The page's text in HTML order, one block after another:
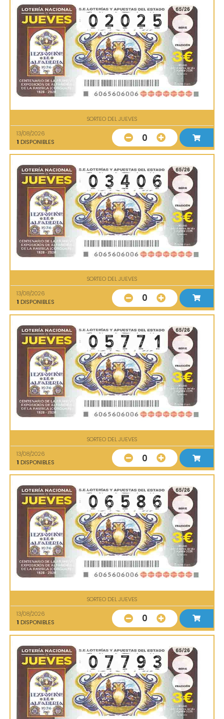
SORTEO DEL JUEVES
13/08/2026
1 DISPONIBLES 0
SORTEO DEL JUEVES
13/08/2026
1 DISPONIBLES 0
SORTEO DEL JUEVES
13/08/2026
1 DISPONIBLES 0
SORTEO DEL JUEVES
13/08/2026
1 DISPONIBLES 0